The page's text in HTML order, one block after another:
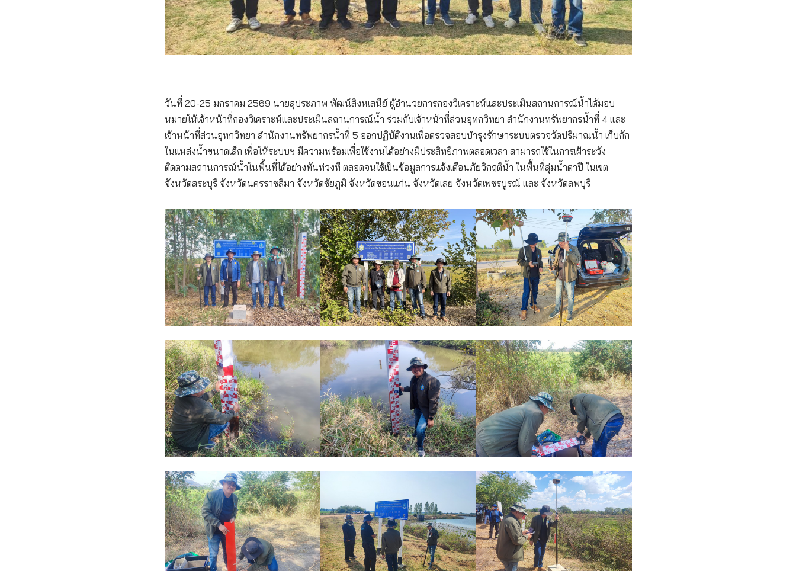
วันที่ 20-25 มกราคม 2569 นายสุประภาพ พัฒน์สิงหเสนีย์ ผู้อำนวยการกองวิเคราะห์และประเมินสถานการณ์น้ำได้มอบ
หมายให้เจ้าหน้าที่กองวิเคราะห์และประเมินสถานการณ์น้ำ ร่วมกับเจ้าหน้าที่ส่วนอุทกวิทยา สำนักงานทรัพยากรน้ำที่ 4 และ
เจ้าหน้าที่ส่วนอุทกวิทยา สำนักงานทรัพยากรน้ำที่ 5 ออกปฏิบัติงานเพื่อตรวจสอบบำรุงรักษาระบบตรวจวัดปริมาณน้ำ เก็บกัก
ในแหล่งน้ำขนาดเล็ก เพื่อให้ระบบฯ มีความพร้อมเพื่อใช้งานได้อย่างมีประสิทธิภาพตลอดเวลา สามารถใช้ในการเฝ้าระวัง
ติดตามสถานการณ์น้ำในพื้นที่ได้อย่างทันท่วงที ตลอดจนใช้เป็นข้อมูลการแจ้งเตือนภัยวิกฤติน้ำ ในพื้นที่ลุ่มน้ำตาปี ในเขต
จังหวัดสระบุรี จังหวัดนครราชสีมา จังหวัดชัยภูมิ จังหวัดขอนแก่น จังหวัดเลย จังหวัดเพชรบูรณ์ และ จังหวัดลพบุรี